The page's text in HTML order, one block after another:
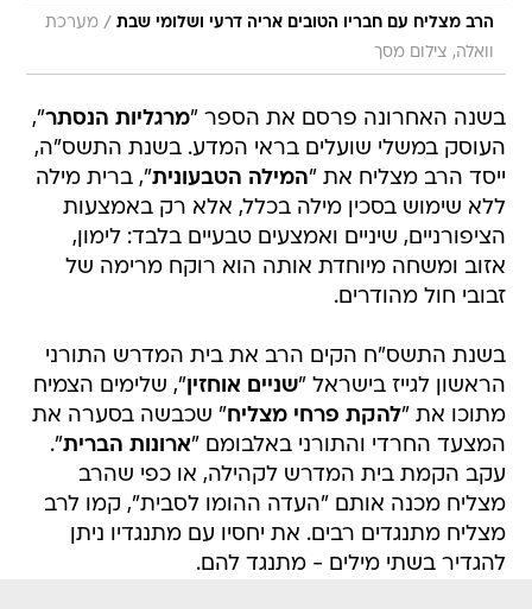
הרב מצליח עם חבריו הטובים אריה דרעי ושלומי שבת / מערכת
וואלה, צילום מסך
בשנה האחרונה פרסם את הספר "מרגליות הנסתר",
העוסק במשלי שועלים בראי המדע. בשנת התשס"ה,
ייסד הרב מצליח את "המילה הטבעונית", ברית מילה
ללא שימוש בסכין מילה בכלל, אלא רק באמצעות
הציפורניים, שיניים ואמצעים טבעיים בלבד: לימון,
אזוב ומשחה מיוחדת אותה הוא רוקח מרימה של
זבובי חול מהודרים.
בשנת התשס"ח הקים הרב את בית המדרש התורני
הראשון לגייז בישראל "שניים אוחזין", שלימים הצמיח
מתוכו את "להקת פרחי מצליח" שכבשה בסערה את
המצעד החרדי והתורני באלבומם "ארונות הברית".
עקב הקמת בית המדרש לקהילה, או כפי שהרב
מצליח מכנה אותם "העדה ההומו לסבית", קמו לרב
מצליח מתנגדים רבים. את יחסיו עם מתנגדיו ניתן
להגדיר בשתי מילים - מתנגד להם.